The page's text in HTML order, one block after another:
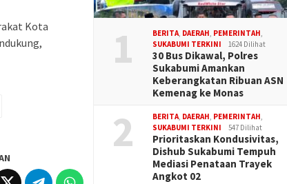
Kota
1 BERITA, DAERAH, PEMERINTAH,
SUKABUMI TERKINI
1624 Dilihat
30 Bus Dikawal, Polres
Sukabumi Amankan
Keberangkatan Ribuan ASN
Kemenag ke Monas
2 BERITA, DAERAH, PEMERINTAH,
SUKABUMI TERKINI
547 Dilihat
Prioritaskan Kondusivitas,
Dishub Sukabumi Tempuh
Mediasi Penataan Trayek
Angkot 02